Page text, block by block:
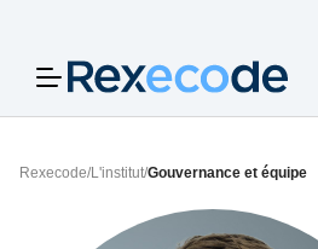
Rexecode/L'institut/Gouvernance et équipe